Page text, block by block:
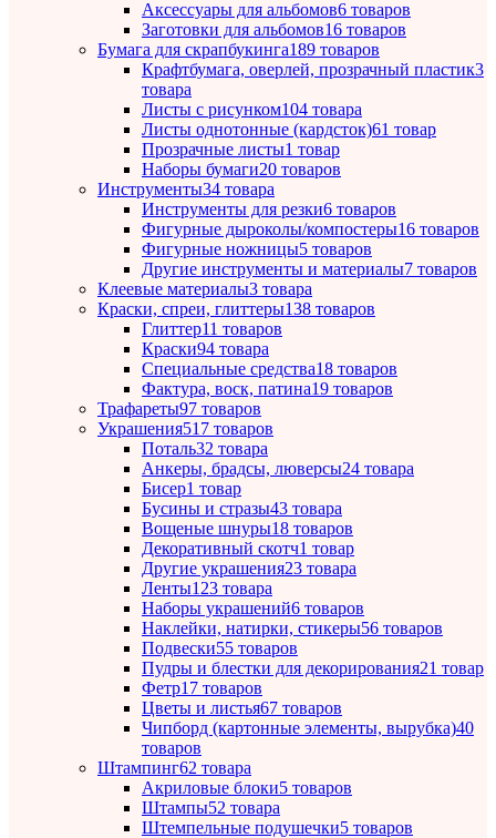
Аксессуары для альбомов6 товаров
Заготовки для альбомов16 товаров
Бумага для скрапбукинга189 товаров
Крафтбумага, оверлей, прозрачный пластик3
товара
Листы c рисунком104 товара
Листы однотонные (кардсток)61 товар
Прозрачные листы1 товар
Наборы бумаги20 товаров
Инструменты34 товара
Инструменты для резки6 товаров
Фигурные дыроколы/компостеры16 товаров
Фигурные ножницы5 товаров
Другие инструменты и материалы7 товаров
Клеевые материалы3 товара
Краски, спреи, глиттеры138 товаров
Глиттер11 товаров
Краски94 товара
Специальные средства18 товаров
Фактура, воск, патина19 товаров
Трафареты97 товаров
Украшения517 товаров
Поталь32 товара
Анкеры, брадсы, люверсы24 товара
Бисер1 товар
Бусины и стразы43 товара
Вощеные шнуры18 товаров
Декоративный скотч1 товар
Другие украшения23 товара
Ленты123 товара
Наборы украшений6 товаров
Наклейки, натирки, стикеры56 товаров
Подвески55 товаров
Пудры и блестки для декорирования21 товар
Фетр17 товаров
Цветы и листья67 товаров
Чипборд (картонные элементы, вырубка)40
товаров
Штампинг62 товара
Акриловые блоки5 товаров
Штампы52 товара
Штемпельные подушечки5 товаров